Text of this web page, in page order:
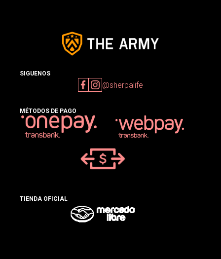
SIGUENOS
@sherpalife
MÉTODOS DE PAGO
TIENDA OFICIAL